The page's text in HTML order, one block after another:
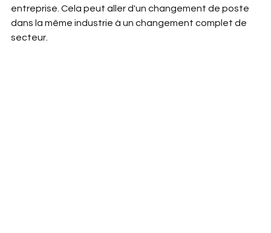
entreprise. Cela peut aller d'un changement de poste
dans la même industrie à un changement complet de
secteur.